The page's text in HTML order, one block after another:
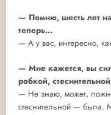
— Помню, шесть лет
теперь...
— А у вас, интересно,
— Мне кажется, вы
робкой,
— Не знаю, может,
стеснительной — была.